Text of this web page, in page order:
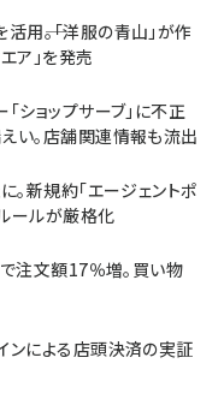
――。「洋服の青山」が作
ア」を発売
ショップサーブ」に不正
い。店舗関連情報も流出
新規約「エージェントポ
ールが厳格化
で注文額17％増。買い物
ンによる店頭決済の実証